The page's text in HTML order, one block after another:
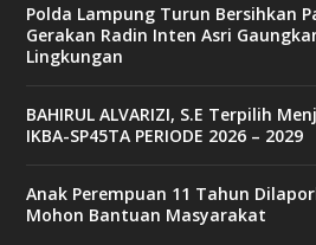
Polda Lampung Turun Bersihkan
Gerakan Radin Inten Asri
Lingkungan
BAHIRUL ALVARIZI, S.E Terpilih
IKBA-SP45TA PERIODE 2026 – 2029
Anak Perempuan 11 Tahun
Mohon Bantuan Masyarakat